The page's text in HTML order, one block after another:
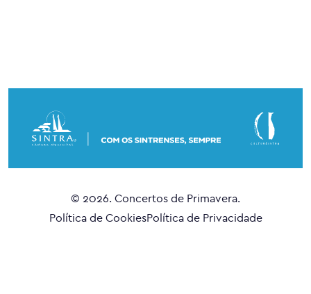
© 2026. Concertos de Primavera.
Política de CookiesPolítica de Privacidade